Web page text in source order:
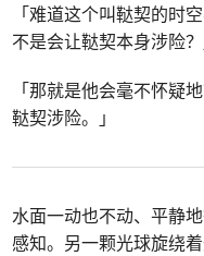
「难道这个叫鞑契的时
不是会让鞑契本身涉险？
「那就是他会毫不怀疑
鞑契涉险。」
水面一动也不动、平静
感知。另一颗光球旋绕